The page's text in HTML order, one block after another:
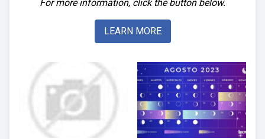
For more information, click the button below.
LEARN MORE